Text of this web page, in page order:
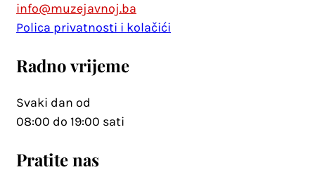
info@muzejavnoj.ba
Polica privatnosti i kolačići
Radno vrijeme
Svaki dan od
08:00 do 19:00 sati
Pratite nas